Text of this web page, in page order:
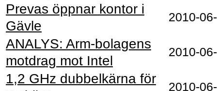
Prevas öppnar kontor i
Gävle
ANALYS: Arm-bolagens
motdrag mot Intel
1,2 GHz dubbelkärna för